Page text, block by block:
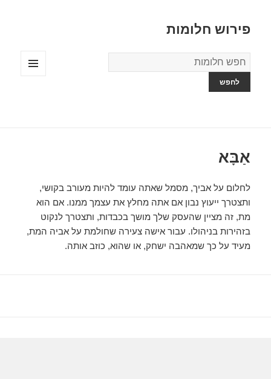
פירוש חלומות
מילון
החלומות
אַבָּא
לחלום על אביך, מסמל שאתה עומד להיות מעורב בקושי,
ותצטרך ייעוץ נבון אם אתה מחלץ את עצמך ממנו. אם הוא
מת, זה מציין שהעסק שלך מושך בכבדות, ותצטרך לנקוט
בזהירות בניהולו. עבור אישה צעירה שחולמת על אביה המת,
מעיד על כך שמאהבה ישחק, או שהוא, כוזב אותה.